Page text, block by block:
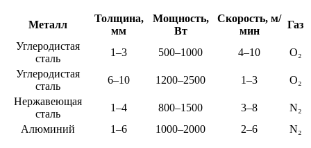
Металл
Толщина,
мм
Мощность,
Вт
Скорость, м/
мин
Газ
Углеродистая
сталь
1–3 500–1000 4–10
O₂
Углеродистая
сталь
6–10 1200–2500 1–3
O₂
Нержавеющая
сталь
1–4 800–1500 3–8
N₂
Алюминий
1–6 1000–2000 2–6 N₂